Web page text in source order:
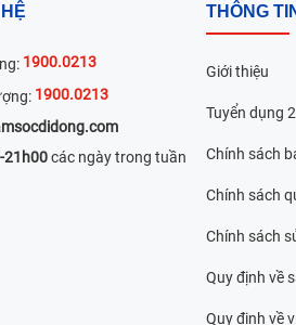
1900.0213
1900.0213
21h00các ngày trong tuần
THÔNG
Giới thiệu
Tuyển dụng
Chính sách
Chính sách
Chính sách
Quy định về
Quy định về